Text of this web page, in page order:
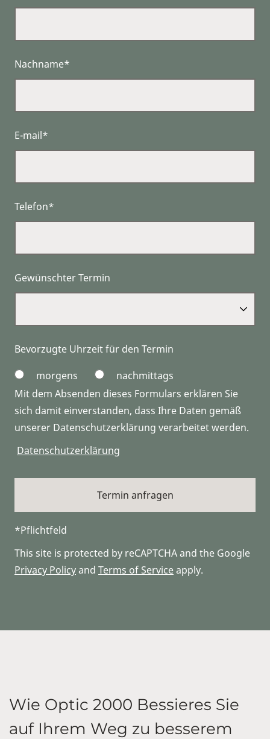
Nachname*
E-mail*
Telefon*
Gewünschter Termin
Bevorzugte Uhrzeit für den Termin
morgens
nachmittags
Mit dem Absenden dieses Formulars erklären Sie
sich damit einverstanden, dass Ihre Daten gemäß
unserer Datenschutzerklärung verarbeitet werden.
Datenschutzerklärung
*Pflichtfeld
This site is protected by reCAPTCHA and the Google
Privacy Policyand Terms of Serviceapply.
Wie Optic 2000 Bessieres Sie
auf Ihrem Weg zu besserem